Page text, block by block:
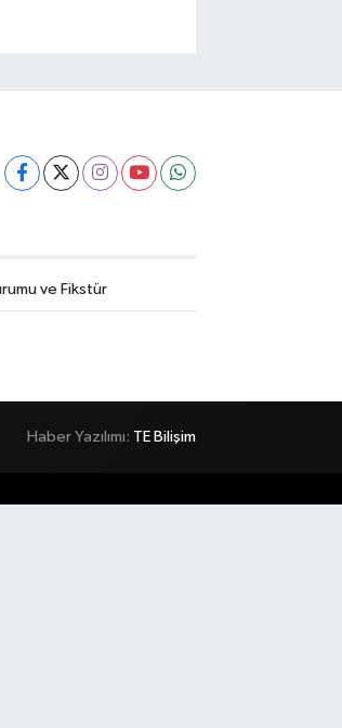
ve Fikstür
Haber Yazılımı: TE Bilişim